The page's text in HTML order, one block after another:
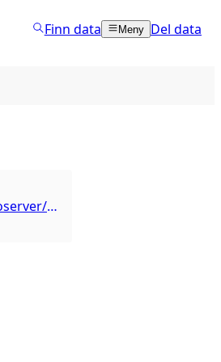
Finn data Meny Del data
https://kart.miljodirektoratet.no/geoserver/prioriteringskart_sjo/ows?service=wfs&version=1.1.0&request=GetCapabilities